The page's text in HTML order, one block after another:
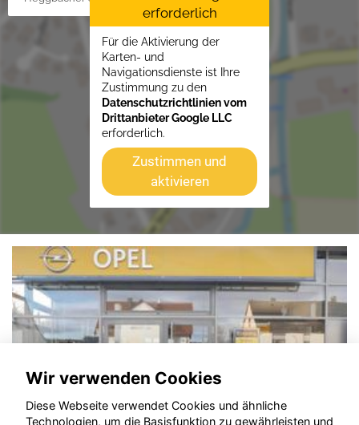
erforderlich
Für die Aktivierung der
Karten- und
Navigationsdienste ist Ihre
Zustimmung zu den
Datenschutzrichtlinien vom
Drittanbieter Google LLC
erforderlich.
Zustimmen und
aktivieren
Wir verwenden Cookies
Diese Webseite verwendet Cookies und ähnliche
Technologien, um die Basisfunktion zu gewährleisten und